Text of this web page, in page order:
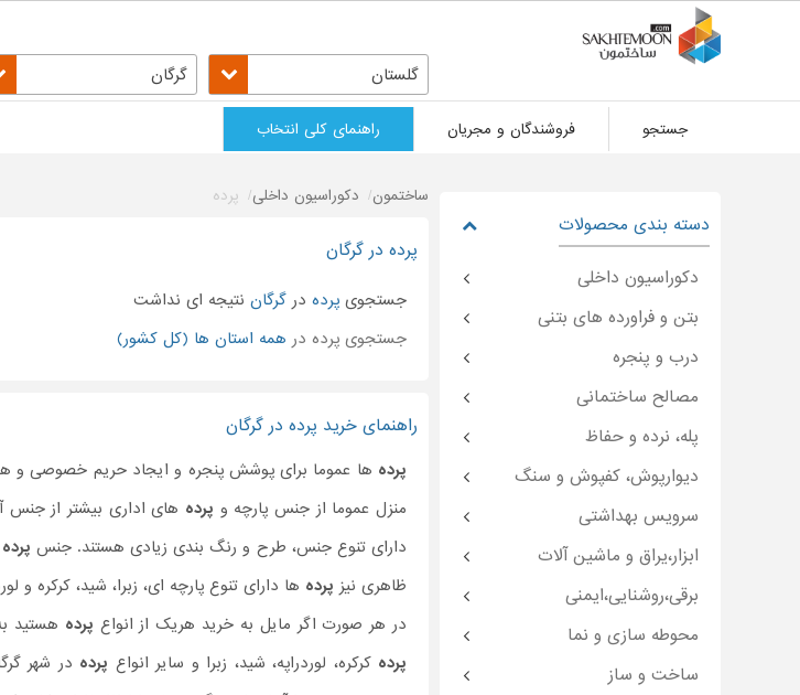
گلستان گرگان
جستجو فروشندگان و مجریان راهنمای کلی انتخاب
ساختمون دکوراسیون داخلی پرده
پرده در گرگان
جستجوی پرده در گرگان نتیجه ای نداشت
جستجوی پرده در همه استان ها (کل کشور)
راهنمای خرید پرده در گرگان
پرده ها عموما برای پوشش پنجره و ایجاد حریم خصوصی و
منزل عموما از جنس پارچه و پرده های اداری بیشتر از جنس
دارای تنوع جنس، طرح و رنگ بندی زیادی هستند. جنس پرده
ظاهری نیز پرده ها دارای تنوع پارچه ای، زبرا، شید، کرکره و
در هر صورت اگر مایل به خرید هریک از انواع پرده هستید
پرده کرکره، لوردراپه، شید، زبرا و سایر انواع پرده در شهر
دسته بندی محصولات
دکوراسیون داخلی
بتن و فراورده های بتنی
درب و پنجره
مصالح ساختمانی
پله، نرده و حفاظ
دیوارپوش، کفپوش و سنگ
سرویس بهداشتی
ابزار،یراق و ماشین آلات
برقی،روشنایی،ایمنی
محوطه سازی و نما
ساخت و ساز